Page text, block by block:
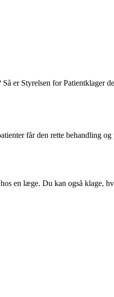
er Styrelsen for Patientklager
får den rette behandling
en læge. Du kan også klage,